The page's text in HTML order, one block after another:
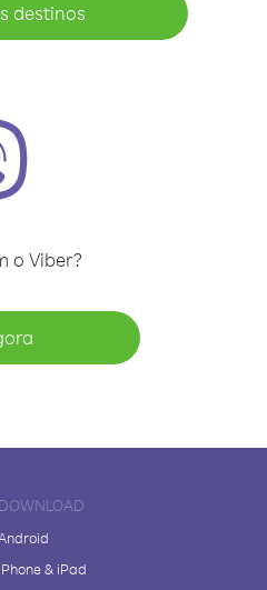
destinos
o Viber?
DOWNLOAD
iPhone & iPad